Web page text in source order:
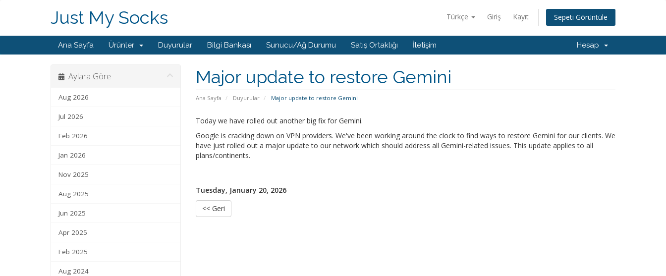
Türkçe Giriş Kayıt Sepeti Görüntüle
Just My Socks
Ana Sayfa Ürünler Duyurular Bilgi Bankası Sunucu/Ağ Durumu Satış Ortaklığı İletişim Hesap
Major update to restore Gemini
Ana Sayfa Duyurular Major update to restore Gemini
Aylara Göre
Aug 2026
Jul 2026
Feb 2026
Jan 2026
Nov 2025
Aug 2025
Jun 2025
Apr 2025
Feb 2025
Aug 2024
Today we have rolled out another big fix for Gemini.
Google is cracking down on VPN providers. We've been working around the clock to find ways to restore Gemini for our clients. We
have just rolled out a major update to our network which should address all Gemini-related issues. This update applies to all
plans/continents.
Tuesday, January 20, 2026
<< Geri